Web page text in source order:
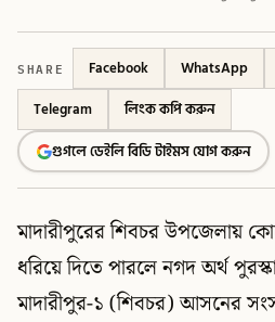
SHARE Facebook WhatsApp
Telegram
লিংক কপি করুন
গুগলে ডেইলি বিডি টাইমস যোগ করুন
মাদারীপুরের শিবচর উপজেলায়
ধরিয়ে দিতে পারলে নগদ অর্থ
মাদারীপুর-১ (শিবচর) আসনের